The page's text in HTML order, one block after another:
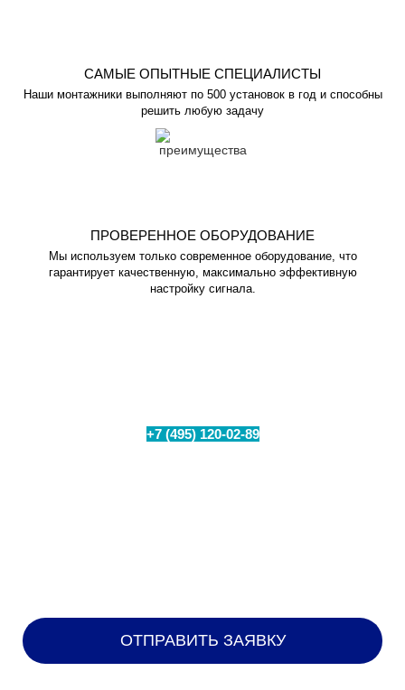
САМЫЕ ОПЫТНЫЕ СПЕЦИАЛИСТЫ
Наши монтажники выполняют по 500 установок в год и способны
решить любую задачу
ПРОВЕРЕННОЕ ОБОРУДОВАНИЕ
Мы используем только современное оборудование, что
гарантирует качественную, максимально эффективную
настройку сигнала.
+7 (495) 120-02-89